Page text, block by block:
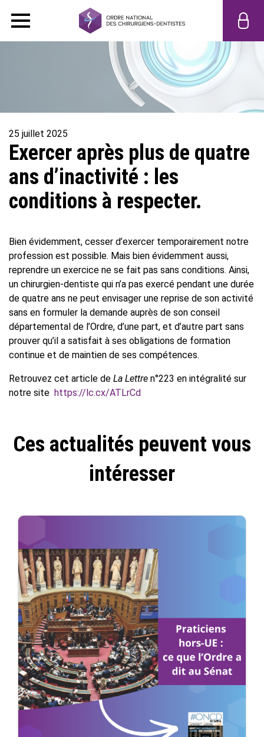
25 juillet 2025
Exercer après plus de quatre
ans d’inactivité : les
conditions à respecter.
Bien évidemment, cesser d’exercer temporairement notre
profession est possible. Mais bien évidemment aussi,
reprendre un exercice ne se fait pas sans conditions. Ainsi,
un chirurgien-dentiste qui n’a pas exercé pendant une durée
de quatre ans ne peut envisager une reprise de son activité
sans en formuler la demande auprès de son conseil
départemental de l’Ordre, d’une part, et d’autre part sans
prouver qu’il a satisfait à ses obligations de formation
continue et de maintien de ses compétences.
Retrouvez cet article de La Lettre n°223 en intégralité sur
notre site https://lc.cx/ATLrCd
Ces actualités peuvent vous
intéresser